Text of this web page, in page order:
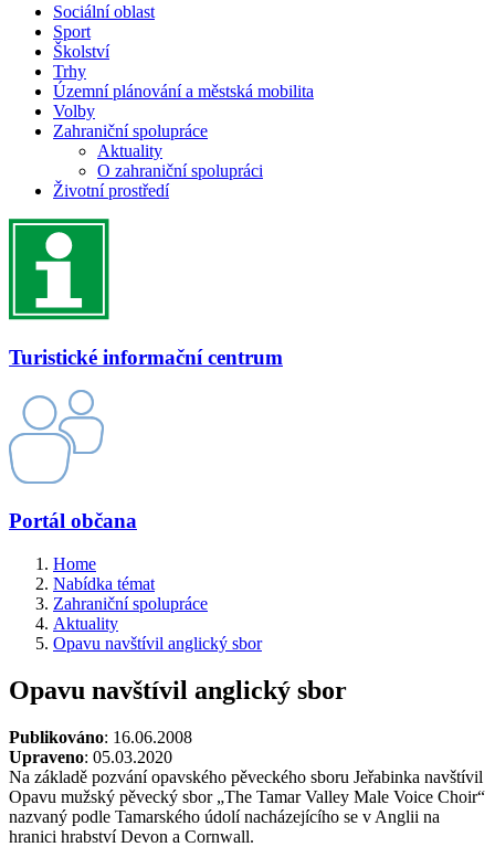
Sociální oblast
Sport
Školství
Trhy
Územní plánování a městská mobilita
Volby
Zahraniční spolupráce
Aktuality
O zahraniční spolupráci
Životní prostředí
Turistické informační centrum
Portál občana
Home
Nabídka témat
Zahraniční spolupráce
Aktuality
Opavu navštívil anglický sbor
Opavu navštívil anglický sbor
Publikováno: 16.06.2008
Upraveno: 05.03.2020
Na základě pozvání opavského pěveckého sboru Jeřabinka navštívil
Opavu mužský pěvecký sbor „The Tamar Valley Male Voice Choir“
nazvaný podle Tamarského údolí nacházejícího se v Anglii na
hranici hrabství Devon a Cornwall.